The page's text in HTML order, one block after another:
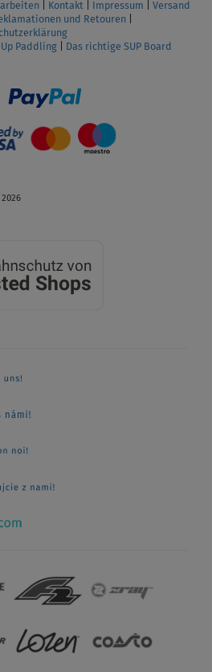
Kontakt Impressum
Versand
und Retouren
Paddling
Das richtige SUP Board